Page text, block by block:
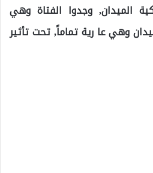
الميدان, وجدوا الفتاة وهي
وهي عا رية تماماً, تحت تأثير